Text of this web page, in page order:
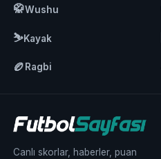
🥋Wushu
⛷️Kayak
🏉 Ragbi
Canlı skorlar, haberler, puan